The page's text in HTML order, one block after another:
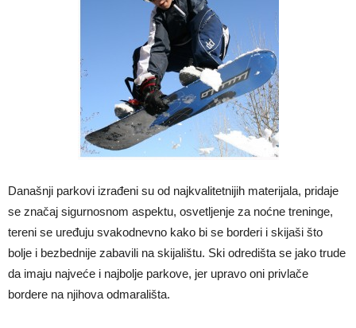
Današnji parkovi izrađeni su od najkvalitetnijih materijala, pridaje
se značaj sigurnosnom aspektu, osvetljenje za noćne treninge,
tereni se uređuju svakodnevno kako bi se borderi i skijaši što
bolje i bezbednije zabavili na skijalištu. Ski odredišta se jako trude
da imaju najveće i najbolje parkove, jer upravo oni privlače
bordere na njihova odmarališta.